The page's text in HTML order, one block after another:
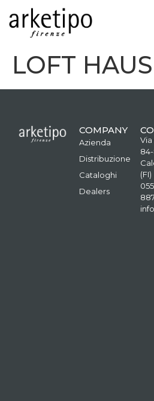
LOFT HAUS
COMPANY
Azienda
Distribuzione
Cataloghi
Dealers
(FI)
055